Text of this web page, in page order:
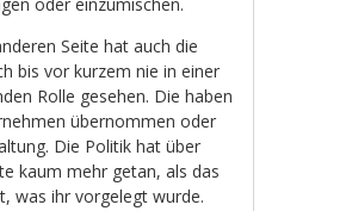
oder einzumischen.
Seite hat auch die
bis vor kurzem nie in einer
Rolle gesehen. Die haben
übernommen oder
Die Politik hat über
kaum mehr getan, als das
was ihr vorgelegt wurde.